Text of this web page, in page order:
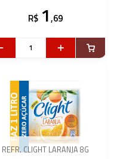
R$ 1,69
REFR. CLIGHT LARANJA 8G